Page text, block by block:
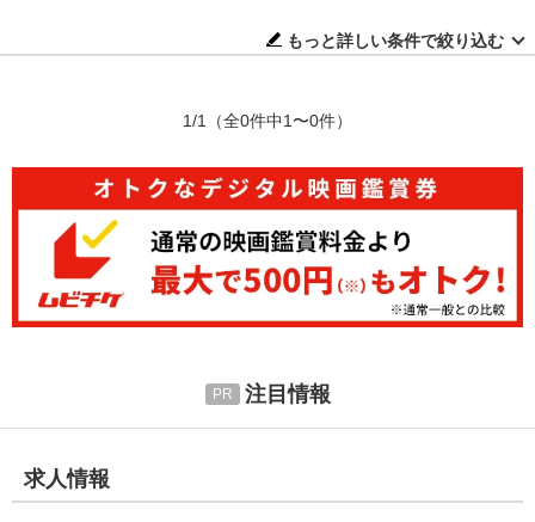
もっと詳しい条件で絞り込む
1/1 （全0件中1〜0件）
注目情報
求人情報